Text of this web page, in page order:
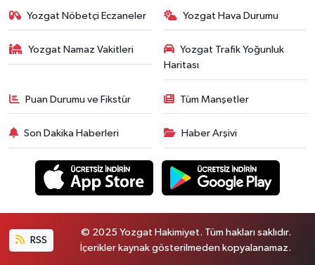
Yozgat Nöbetçi Eczaneler Yozgat Hava Durumu
Yozgat Namaz Vakitleri
Yozgat Trafik Yoğunluk
Haritası
Puan Durumu ve Fikstür Tüm Manşetler
Son Dakika Haberleri Haber Arşivi
RSS
© 2025 Yozgat Hakimiyet. Tüm hakları saklıdır.
İçerikler kaynak gösterilmeden kopyalanamaz.